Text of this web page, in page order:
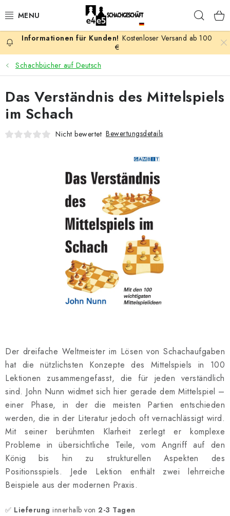
Inhalt
AKTION
SCHACHSPIELE
SCHACHFIGUREN
SCHACHBÜCHER
SCHACH-ANTIQUITÄTENLADEN
SCHACH ONLINE
SCHACH GESCHENKE
Kontakt FAQ Über uns
Schachblog
Geschäftsbedingungen
Kostenloser Versand ab 100
€
Schachbücher auf Deutsch
Der dreifache Weltmeister im Lösen von Schachaufgaben
hat die nützlichsten Konzepte des Mittelspiels in 100
Lektionen zusammengefasst, die für jeden verständlich
sind. John Nunn widmet sich hier gerade dem Mittelspiel –
einer Phase, in der die meisten Partien entschieden
werden, die in der Literatur jedoch oft vernachlässigt wird.
Mit seiner berühmten Klarheit zerlegt er komplexe
Probleme in übersichtliche Teile, vom Angriff auf den
König bis hin zu strukturellen Aspekten des
Positionsspiels. Jede Lektion enthält zwei lehrreiche
Beispiele aus der modernen Praxis.
✅ Lieferung innerhalb von 2-3 Tagen
Das Verständnis des Mittelspiels
im Schach
Nicht bewertet Bewertungsdetails